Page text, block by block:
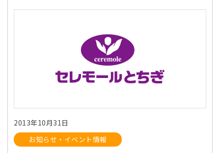
2013年10月31日
お知らせ・イベント情報